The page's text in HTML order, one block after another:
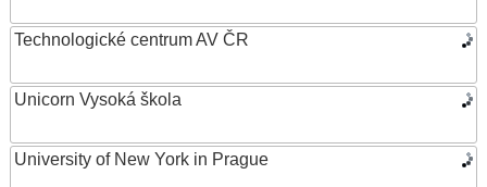
Technologické centrum AV ČR
Unicorn Vysoká škola
University of New York in Prague